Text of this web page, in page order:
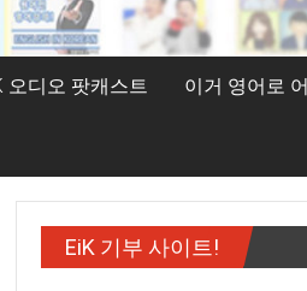
오디오 팟캐스트 이거 영어로
EiK 기부 사이트!